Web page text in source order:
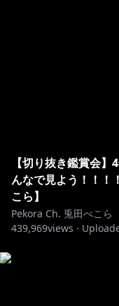
【切り抜き鑑賞会
んなで見よう！！！
こら】
Pekora Ch. 兎田ぺこら
439,969views ·